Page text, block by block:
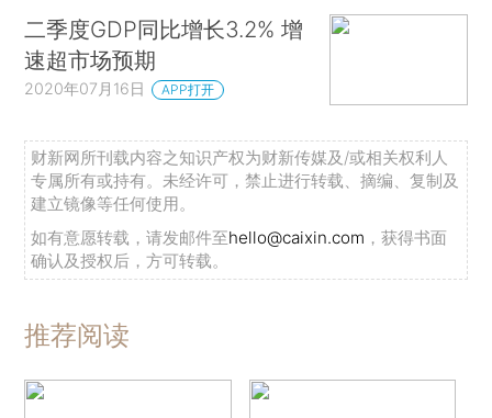
二季度GDP同比增长3.2% 增
速超市场预期
2020年07月16日 APP打开
财新网所刊载内容之知识产权为财新传媒及/或相关权利人
专属所有或持有。未经许可，禁止进行转载、摘编、复制及
建立镜像等任何使用。
如有意愿转载，请发邮件至hello@caixin.com ，获得书面
确认及授权后，方可转载。
推荐阅读